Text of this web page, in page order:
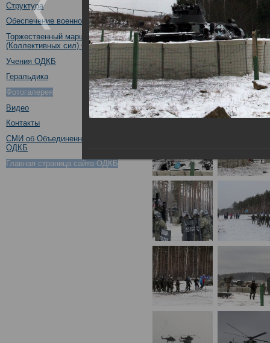
Структура
Обеспечение военной безопасности
Торжественный марш Войск
(Коллективных сил) ОДКБ
Учения ОДКБ
Геральдика
Фотогалерея
Видео
Контакты
СМИ об Объединенном штабе
ОДКБ
Главная страница сайта ОДКБ